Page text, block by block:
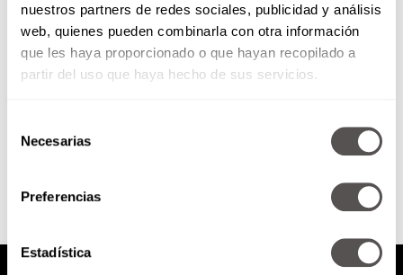
nuestros partners de redes sociales, publicidad y análisis
web, quienes pueden combinarla con otra información
que les haya proporcionado o que hayan recopilado a
partir del uso que haya hecho de sus servicios.
Necesarias
Preferencias
Estadística
¿Qué onda con eso de que si soy
freelance puedo andar en pijama
todo el día? Les vamos a dar...